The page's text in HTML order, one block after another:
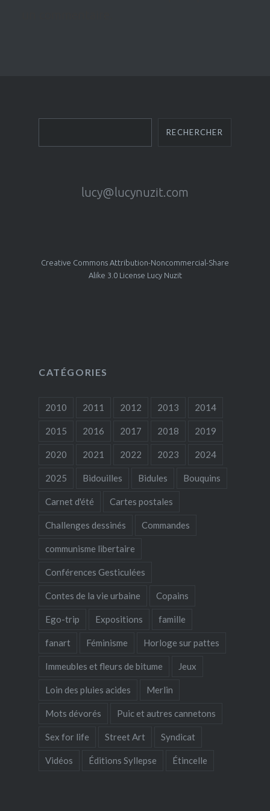
RECHERCHER
lucy@lucynuzit.com
Creative Commons Attribution-Noncommercial-Share
Alike 3.0 License Lucy Nuzit
CATÉGORIES
2010 2011 2012 2013 2014
2015 2016 2017 2018 2019
2020 2021 2022 2023 2024
2025 Bidouilles Bidules Bouquins
Carnet d'été Cartes postales
Challenges dessinés Commandes
communisme libertaire
Conférences Gesticulées
Contes de la vie urbaine Copains
Ego-trip Expositions famille
fanart Féminisme Horloge sur pattes
Immeubles et fleurs de bitume Jeux
Loin des pluies acides Merlin
Mots dévorés Puic et autres cannetons
Sex for life Street Art Syndicat
Vidéos Éditions Syllepse Étincelle